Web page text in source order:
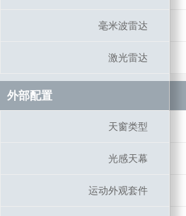
毫米波雷达
激光雷达
外部配置
天窗类型
光感天幕
运动外观套件
毫米波雷达
激光雷达
外部配置
天窗类型
光感天幕
运动外观套件